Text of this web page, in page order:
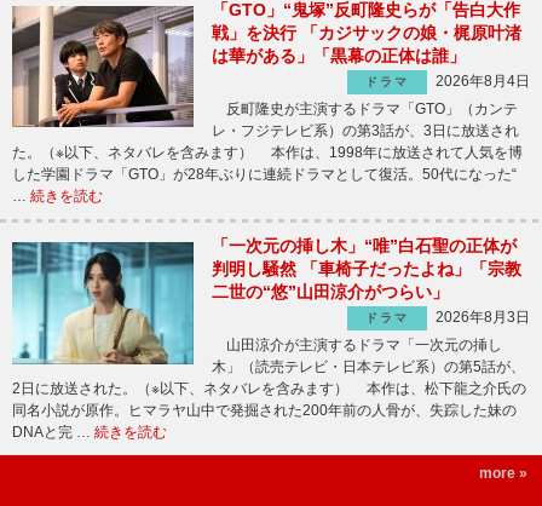
「GTO」“鬼塚”反町隆史らが「告白大作
戦」を決行 「カジサックの娘・梶原叶渚
は華がある」「黒幕の正体は誰」
ドラマ
2026年8月4日
反町隆史が主演するドラマ「GTO」（カンテ
レ・フジテレビ系）の第3話が、3日に放送され
た。（※以下、ネタバレを含みます） 本作は、1998年に放送されて人気を博
した学園ドラマ「GTO」が28年ぶりに連続ドラマとして復活。50代になった“
… 続きを読む
「一次元の挿し木」“唯”白石聖の正体が
判明し騒然 「車椅子だったよね」「宗教
二世の“悠”山田涼介がつらい」
ドラマ
2026年8月3日
山田涼介が主演するドラマ「一次元の挿し
木」（読売テレビ・日本テレビ系）の第5話が、
2日に放送された。（※以下、ネタバレを含みます） 本作は、松下龍之介氏の
同名小説が原作。ヒマラヤ山中で発掘された200年前の人骨が、失踪した妹の
DNAと完 … 続きを読む
more »